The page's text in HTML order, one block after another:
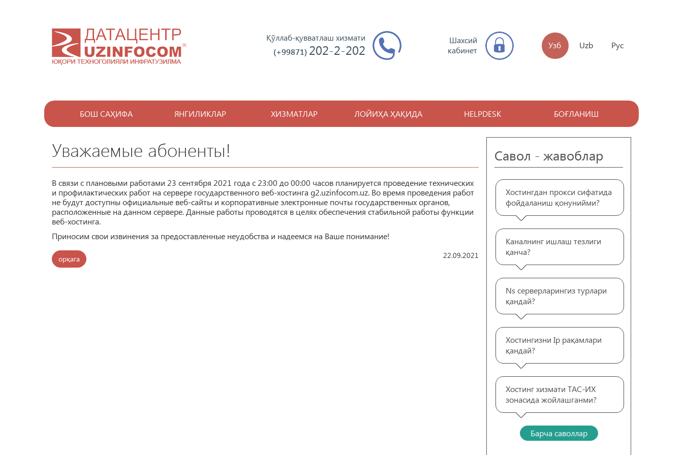
БОШ САҲИФА ЯНГИЛИКЛАР ХИЗМАТЛАР ЛОЙИҲА ҲАҚИДА HELPDESK БОҒЛАНИШ
Узб Uzb Рус
Шахсий
кабинет
Қўллаб-қувватлаш хизмати
(+99871) 202-2-202
Уважаемые абоненты!
В связи с плановыми работами 23 сентября 2021 года с 23:00 до 00:00 часов планируется проведение технических
и профилактических работ на сервере государственного веб-хостинга g2.uzinfocom.uz. Во время проведения работ
не будут доступны официальные веб-сайты и корпоративные электронные почты государственных органов,
расположенные на данном сервере. Данные работы проводятся в целях обеспечения стабильной работы функции
веб-хостинга.
Приносим свои извинения за предоставленные неудобства и надеемся на Ваше понимание!
орқага 22.09.2021
Савол - жавоблар
Хостингдан прокси сифатида
фойдаланиш қонунийми?
Каналнинг ишлаш тезлиги
қанча?
Ns серверларингиз турлари
қандай?
Хостингизни Ip рақамлари
қандай?
Хостинг хизмати ТАС-ИХ
зонасида жойлашганми?
Барча саволлар